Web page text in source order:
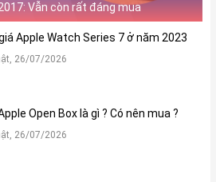
Vẫn còn rất đáng mua
Apple Watch Series 7 ở năm 2023
26/07/2026
Open Box là gì ? Có nên mua ?
26/07/2026